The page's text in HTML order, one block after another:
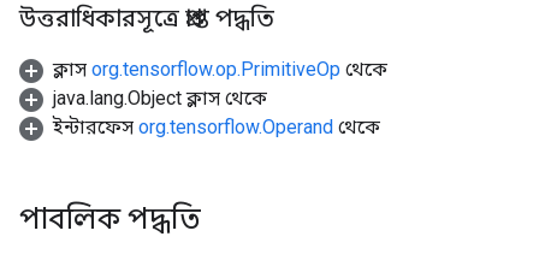
উত্তরাধিকারসূত্রে প্রাপ্ত পদ্ধতি
ক্লাস org.tensorflow.op.PrimitiveOp থেকে
java.lang.Object ক্লাস থেকে
ইন্টারফেস org.tensorflow.Operand থেকে
পাবলিক পদ্ধতি